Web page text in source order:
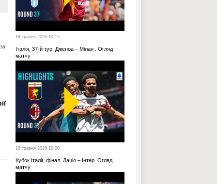
18 травня 2026 10:15
Італія, 37-й тур. Дженоа – Мілан . Огляд
матчу
18 травня 2026 10:00
Кубок Італії, фінал. Лаціо – Інтер. Огляд
матчу